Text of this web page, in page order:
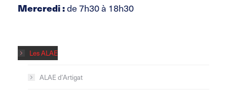
Mercredi :de 7h30 à 18h30
Les ALAE
ALAE d’Artigat